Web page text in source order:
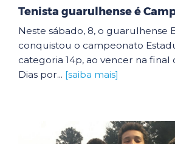
Tenista guarulhense é
Neste sábado, 8, o guarulhense
conquistou o campeonato
categoria 14p, ao vencer na final
Dias por... [saiba mais]